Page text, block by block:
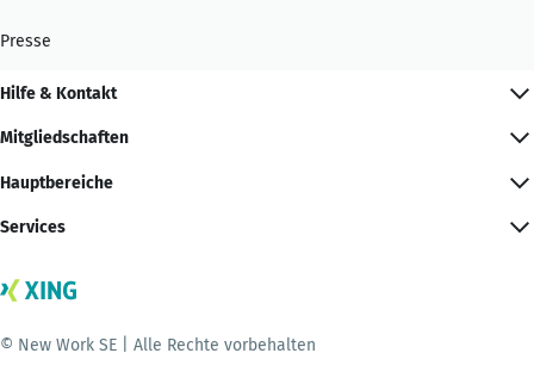
Presse
Hilfe & Kontakt
Mitgliedschaften
Hauptbereiche
Services
© New Work SE | Alle Rechte vorbehalten